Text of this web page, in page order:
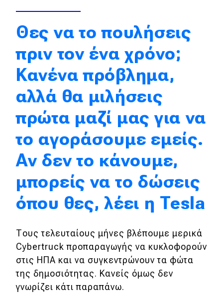
Formula 1
WRC
Motorsport
Eco
Νέα
Τεχνολογία
Σταθμοί φόρτισης
Classic
Νέα
Παρουσιάσεις
Θες να το πουλήσεις
πριν τον ένα χρόνο;
Κανένα πρόβλημα,
αλλά θα μιλήσεις
πρώτα μαζί μας για να
το αγοράσουμε εμείς.
Αν δεν το κάνουμε,
μπορείς να το δώσεις
όπου θες, λέει η Tesla
Τους τελευταίους μήνες βλέπουμε μερικά
Cybertruck προπαραγωγής να κυκλοφορούν
στις ΗΠΑ και να συγκεντρώνουν τα φώτα
της δημοσιότητας. Κανείς όμως δεν
γνωρίζει κάτι παραπάνω.